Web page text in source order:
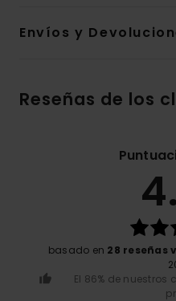
Envíos y
Reseñas de los
basado en 28 reseñas
El 86% de